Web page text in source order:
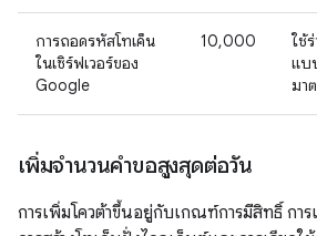
การถอดรหัสโทเค็น
ในเซิร์ฟเวอร์ของ
Google
10,000
ใช้
แบ
มา
เพิ่มจำนวนคำขอสูงสุดต่อวัน
การเพิ่มโควต้าขึ้นอยู่กับเกณฑ์การมีสิทธิ์ กา